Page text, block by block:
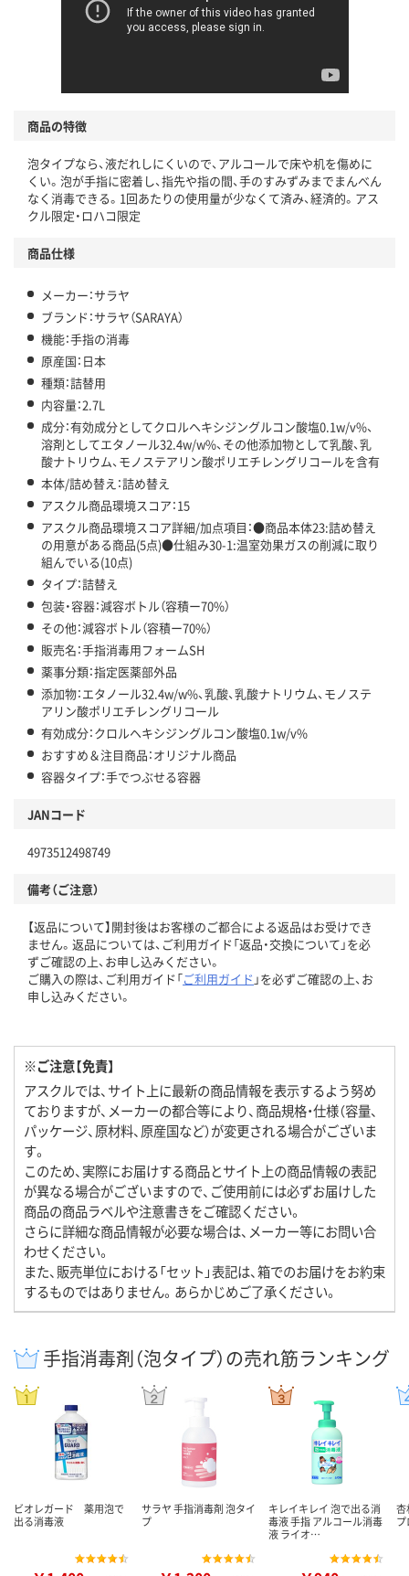
商品の特徴
泡タイプなら、液だれしにくいので、アルコールで床や机を傷めに
くい。泡が手指に密着し、指先や指の間、手のすみずみまでまんべん
なく消毒できる。1回あたりの使用量が少なくて済み、経済的。アス
クル限定・ロハコ限定
商品仕様
メーカー：サラヤ
ブランド：サラヤ（SARAYA）
機能：手指の消毒
原産国：日本
種類：詰替用
内容量：2.7L
成分：有効成分としてクロルヘキシジングルコン酸塩0.1w/v%、
溶剤としてエタノール32.4w/w%、その他添加物として乳酸、乳
酸ナトリウム、モノステアリン酸ポリエチレングリコールを含有
本体/詰め替え：詰め替え
アスクル商品環境スコア：15
アスクル商品環境スコア詳細/加点項目：●商品本体23:詰め替え
の用意がある商品(5点)●仕組み30-1:温室効果ガスの削減に取り
組んでいる(10点)
タイプ：詰替え
包装・容器：減容ボトル（容積ー70%）
その他：減容ボトル（容積ー70%）
販売名：手指消毒用フォームSH
薬事分類：指定医薬部外品
添加物：エタノール32.4w/w%、乳酸、乳酸ナトリウム、モノステ
アリン酸ポリエチレングリコール
有効成分：クロルヘキシジングルコン酸塩0.1w/v%
おすすめ＆注目商品：オリジナル商品
容器タイプ：手でつぶせる容器
JANコード
4973512498749
備考（ご注意）
【返品について】開封後はお客様のご都合による返品はお受けでき
ません。返品については、ご利用ガイド「返品・交換について」を必
ずご確認の上、お申し込みください。
ご購入の際は、ご利用ガイド「ご利用ガイド 」を必ずご確認の上、お
申し込みください。
※ご注意【免責】
アスクルでは、サイト上に最新の商品情報を表示するよう努め
ておりますが、メーカーの都合等により、商品規格・仕様（容量、
パッケージ、原材料、原産国など）が変更される場合がございま
す。
このため、実際にお届けする商品とサイト上の商品情報の表記
が異なる場合がございますので、ご使用前には必ずお届けした
商品の商品ラベルや注意書きをご確認ください。
さらに詳細な商品情報が必要な場合は、メーカー等にお問い合
わせください。
また、販売単位における「セット」表記は、箱でのお届けをお約束
するものではありません。あらかじめご了承ください。
手指消毒剤（泡タイプ）の売れ筋ランキング
ビオレガード 薬用泡で
出る消毒液
サラヤ 手指消毒剤 泡タイ
プ
キレイキレイ 泡で出る消
毒液 手指 アルコール消毒
液 ライオ…
杏